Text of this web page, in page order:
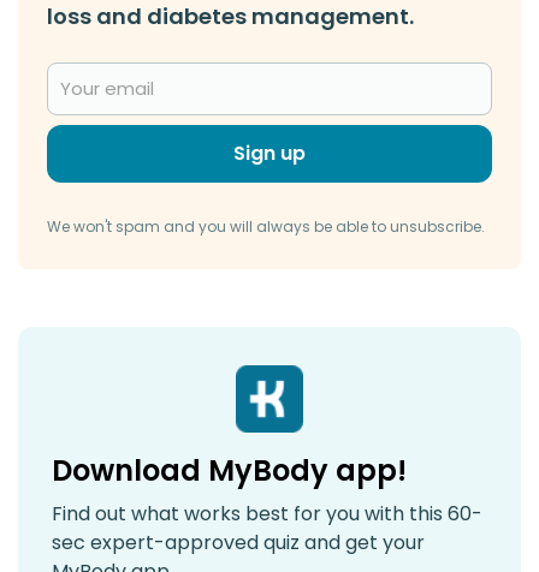
loss and diabetes management.
Sign up
We won't spam and you will always be able to unsubscribe.
Download MyBody app!
Find out what works best for you with this 60-
sec expert-approved quiz and get your